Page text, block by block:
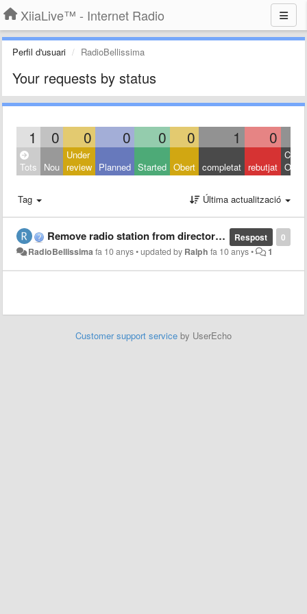
XiiaLive™ - Internet Radio
Perfil d'usuari RadioBellissima
Your requests by status
1 0 0 0 0 0 1 0
Tots Nou
Under
review Planned Started Obert completat rebutjat Other
Tag Última actualització
0
Respost
Remove radio station from directory (Rimuovere stazione radio dalla directory)
RadioBellissimafa 10 anys•updated by Ralph fa 10 anys• 1
Customer support service by UserEcho